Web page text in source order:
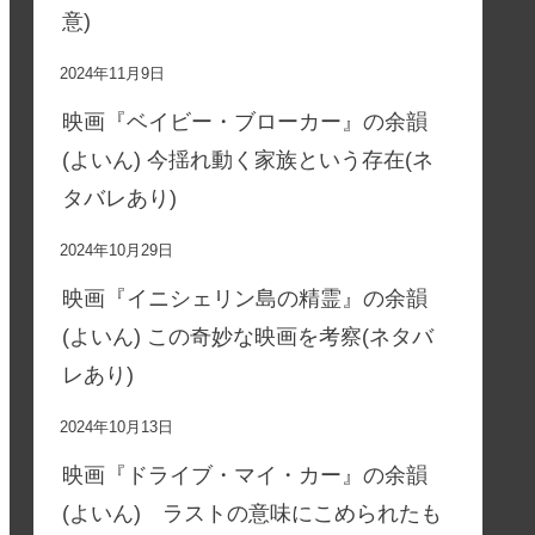
意)
2024年11月9日
映画『ベイビー・ブローカー』の余韻
(よいん) 今揺れ動く家族という存在(ネ
タバレあり)
2024年10月29日
映画『イニシェリン島の精霊』の余韻
(よいん) この奇妙な映画を考察(ネタバ
レあり)
2024年10月13日
映画『ドライブ・マイ・カー』の余韻
(よいん) ラストの意味にこめられたも